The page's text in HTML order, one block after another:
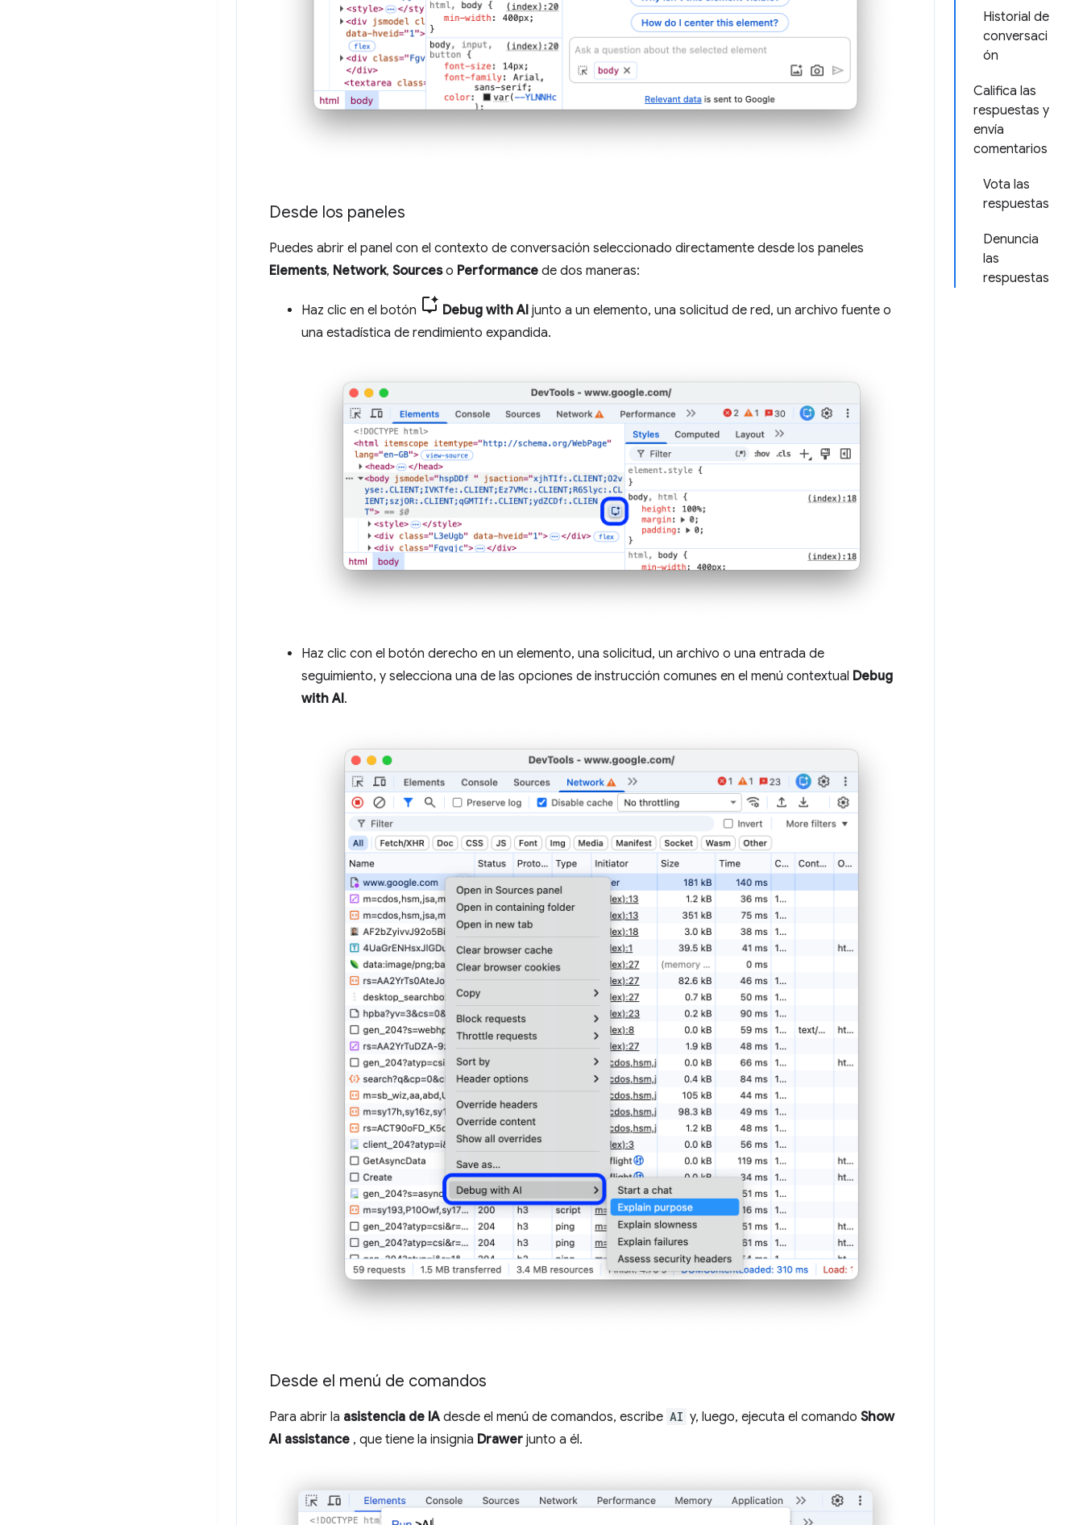
Historial de
conversaci
ón
Califica las
respuestas y
envía
comentarios
Vota las
respuestas
Denuncia
las
respuestas
Desde los paneles
Puedes abrir el panel con el contexto de conversación seleccionado directamente desde los paneles
Elements, Network, Sourceso Performance de dos maneras:
Haz clic en el botón Debug with AI junto a un elemento, una solicitud de red, un archivo fuente o
una estadística de rendimiento expandida.
Haz clic con el botón derecho en un elemento, una solicitud, un archivo o una entrada de
seguimiento, y selecciona una de las opciones de instrucción comunes en el menú contextual Debug
with AI.
Desde el menú de comandos
Para abrir la asistencia de IA desde el menú de comandos, escribe AI y, luego, ejecuta el comando Show
AI assistance , que tiene la insignia Drawer junto a él.